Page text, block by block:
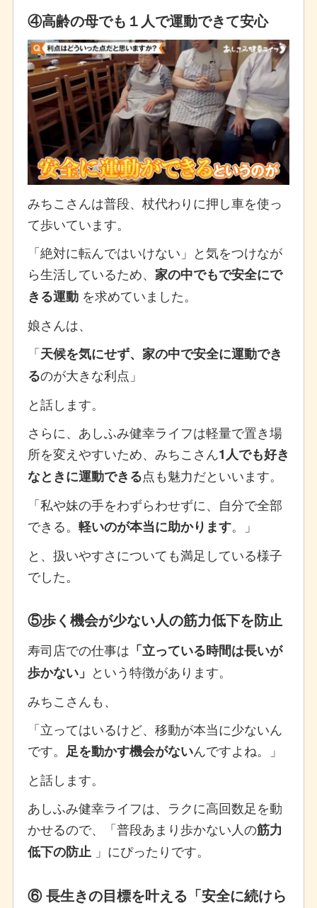
④高齢の母でも１人で運動できて安心
みちこさんは普段、杖代わりに押し車を使っ
て歩いています。
「絶対に転んではいけない」と気をつけなが
ら生活しているため、 家の中でもで安全にで
きる運動を求めていました。
娘さんは、
「天候を気にせず、家の中で安全に運動でき
るのが大きな利点」
と話します。
さらに、あしふみ健幸ライフは軽量で置き場
所を変えやすいため、みちこさん1人でも好き
なときに運動できる点も魅力だといいます。
「私や妹の手をわずらわせずに、自分で全部
できる。 軽いのが本当に助かります。」
と、扱いやすさについても満足している様子
でした。
⑤歩く機会が少ない人の筋力低下を防止
寿司店での仕事は 「立っている時間は長いが
歩かない」 という特徴があります。
みちこさんも、
「立ってはいるけど、移動が本当に少ないん
です。 足を動かす機会がないんですよね。」
と話します。
あしふみ健幸ライフは、ラクに高回数足を動
かせるので、「普段あまり歩かない人の筋力
低下の防止 」にぴったりです。
⑥ 長生きの目標を叶える「安全に続けら